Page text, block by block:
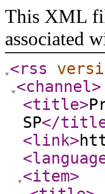
This XML
associated
<rss
<channel>
<title>
SP</
<link>
<item>